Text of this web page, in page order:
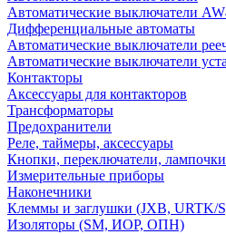
Автоматические выключатели
Дифференциальные автоматы
Автоматические выключатели
Автоматические выключатели
Контакторы
Аксессуары для контакторов
Трансформаторы
Предохранители
Реле, таймеры, аксессуары
Кнопки, переключатели, лампочки
Измерительные приборы
Наконечники
Клеммы и заглушки (JXB, URTK/
Изоляторы (SM, ИОР, ОПН)